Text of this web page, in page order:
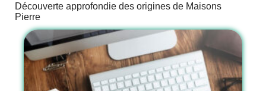
Découverte approfondie des origines de Maisons
Pierre